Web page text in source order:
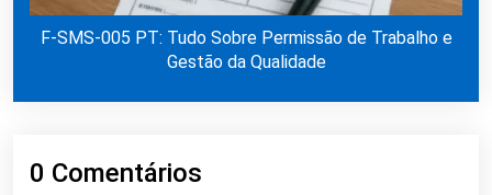
F-SMS-005 PT: Tudo Sobre Permissão de Trabalho e
Gestão da Qualidade
0 Comentários